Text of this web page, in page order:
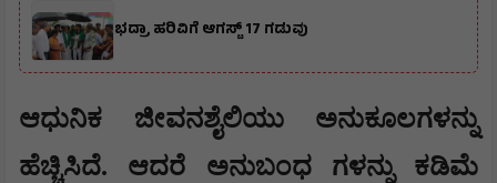
ಭದ್ರಾ ಹರಿವಿಗೆ ಆಗಸ್ಟ್ 17 ಗಡುವು
ಆಧುನಿಕ ಜೀವನಶೈಲಿಯು ಅನುಕೂಲಗಳನ್ನು
ಹೆಚ್ಚಿಸಿದೆ. ಆದರೆ ಅನುಬಂಧ ಗಳನ್ನು ಕಡಿಮೆ